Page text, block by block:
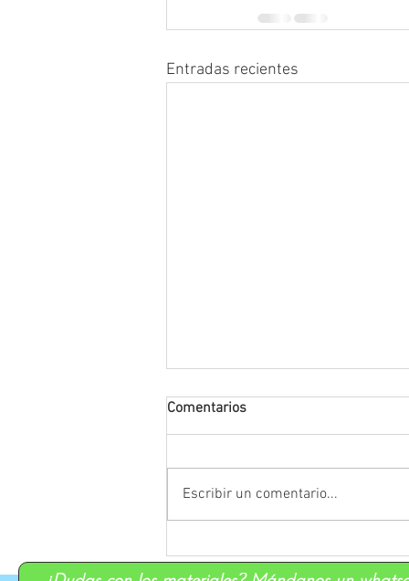
Entradas recientes
Infantil: guía para resolverlos
Comentarios
Escribir un comentario...